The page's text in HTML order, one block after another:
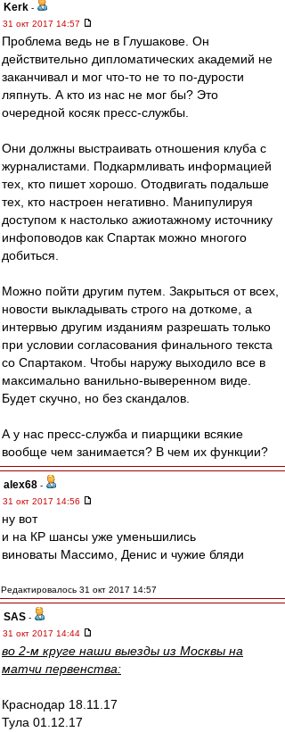
Kerk -
31 окт 2017 14:57
Проблема ведь не в Глушакове. Он
действительно дипломатических академий не
заканчивал и мог что-то не то по-дурости
ляпнуть. А кто из нас не мог бы? Это
очередной косяк пресс-службы.
Они должны выстраивать отношения клуба с
журналистами. Подкармливать информацией
тех, кто пишет хорошо. Отодвигать подальше
тех, кто настроен негативно. Манипулируя
доступом к настолько ажиотажному источнику
инфоповодов как Спартак можно многого
добиться.
Можно пойти другим путем. Закрыться от всех,
новости выкладывать строго на доткоме, а
интервью другим изданиям разрешать только
при условии согласования финального текста
со Спартаком. Чтобы наружу выходило все в
максимально ванильно-выверенном виде.
Будет скучно, но без скандалов.
А у нас пресс-служба и пиарщики всякие
вообще чем занимается? В чем их функции?
alex68 -
31 окт 2017 14:56
ну вот
и на КР шансы уже уменьшились
виноваты Массимо, Денис и чужие бляди
Редактировалось 31 окт 2017 14:57
SAS -
31 окт 2017 14:44
во 2-м круге наши выезды из Москвы на
матчи первенства:
Краснодар 18.11.17
Тула 01.12.17